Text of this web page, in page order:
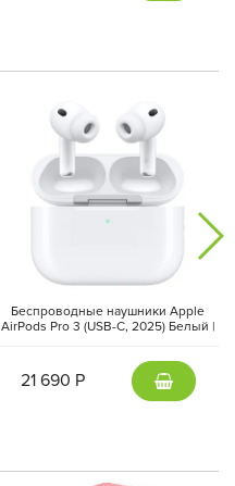
Беспроводные наушники Apple
AirPods Pro 3 (USB-C, 2025) Белый |
21 690 Р